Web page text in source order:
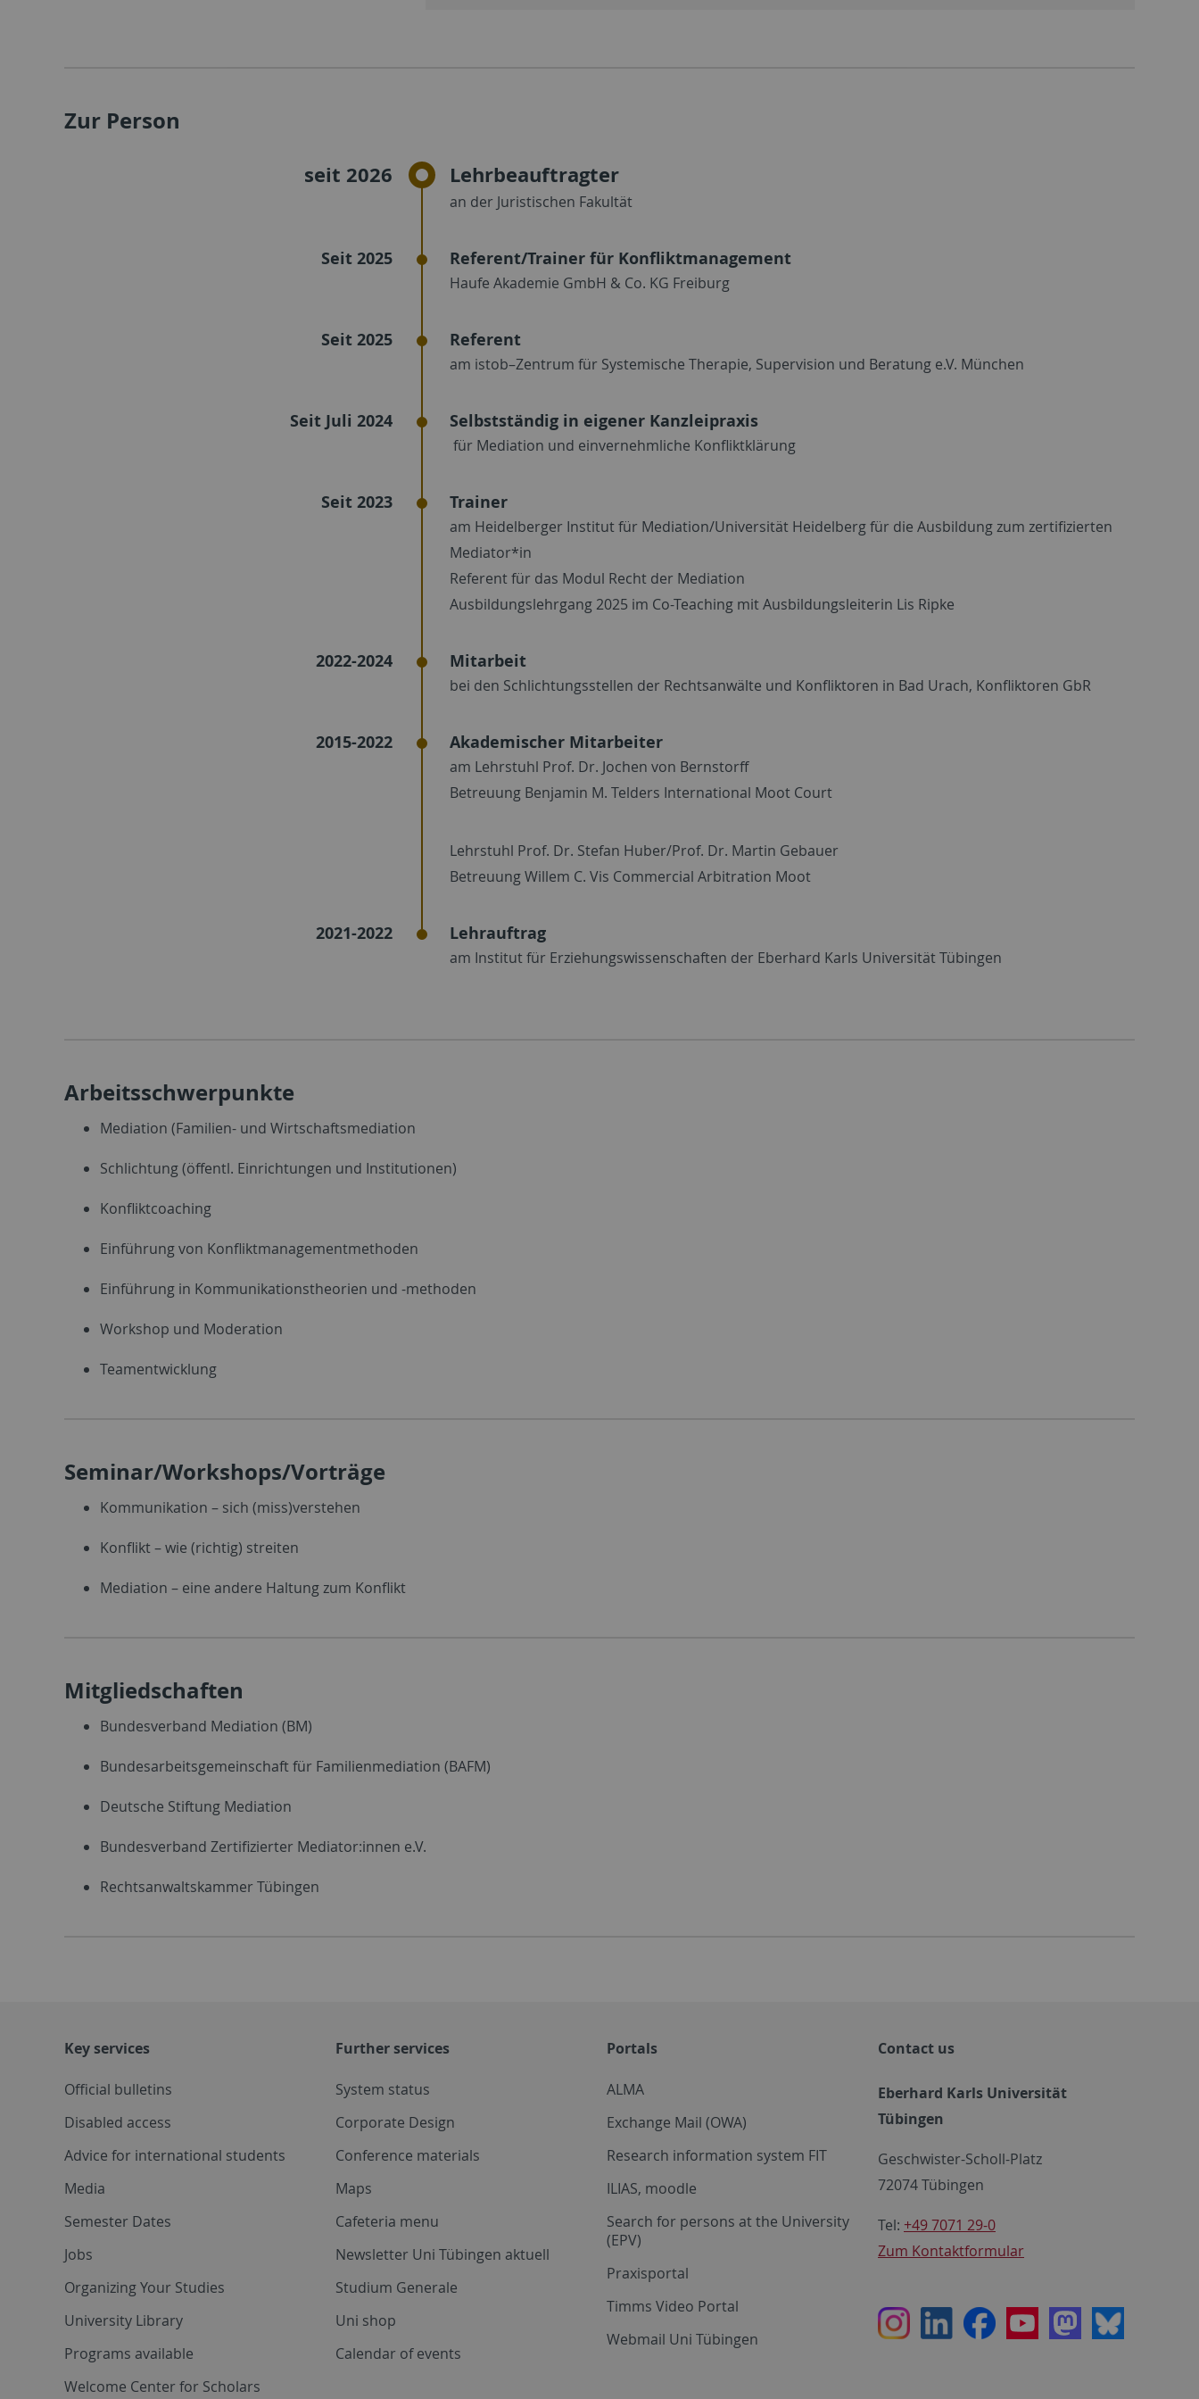
Zur Person
seit 2026 Lehrbeauftragter
an der Juristischen Fakultät
Seit 2025 Referent/Trainer für Konfliktmanagement
Haufe Akademie GmbH & Co. KG Freiburg
Seit 2025 Referent
am istob–Zentrum für Systemische Therapie, Supervision und Beratung e.V. München
Seit Juli 2024 Selbstständig in eigener Kanzleipraxis
für Mediation und einvernehmliche Konfliktklärung
Seit 2023 Trainer
am Heidelberger Institut für Mediation/Universität Heidelberg für die Ausbildung zum zertifizierten
Mediator*in
Referent für das Modul Recht der Mediation
Ausbildungslehrgang 2025 im Co-Teaching mit Ausbildungsleiterin Lis Ripke
2022-2024 Mitarbeit
bei den Schlichtungsstellen der Rechtsanwälte und Konfliktoren in Bad Urach, Konfliktoren GbR
2015-2022 Akademischer Mitarbeiter
am Lehrstuhl Prof. Dr. Jochen von Bernstorff
Betreuung Benjamin M. Telders International Moot Court
Lehrstuhl Prof. Dr. Stefan Huber/Prof. Dr. Martin Gebauer
Betreuung Willem C. Vis Commercial Arbitration Moot
2021-2022 Lehrauftrag
am Institut für Erziehungswissenschaften der Eberhard Karls Universität Tübingen
Arbeitsschwerpunkte
Mediation (Familien- und Wirtschaftsmediation
Schlichtung (öffentl. Einrichtungen und Institutionen)
Konfliktcoaching
Einführung von Konfliktmanagementmethoden
Einführung in Kommunikationstheorien und -methoden
Workshop und Moderation
Teamentwicklung
Seminar/Workshops/Vorträge
Kommunikation – sich (miss)verstehen
Konflikt – wie (richtig) streiten
Mediation – eine andere Haltung zum Konflikt
Mitgliedschaften
Bundesverband Mediation (BM)
Bundesarbeitsgemeinschaft für Familienmediation (BAFM)
Deutsche Stiftung Mediation
Bundesverband Zertifizierter Mediator:innen e.V.
Rechtsanwaltskammer Tübingen
Key services
Official bulletins
Disabled access
Advice for international students
Media
Semester Dates
Jobs
Organizing Your Studies
University Library
Programs available
Welcome Center for Scholars
Further services
System status
Corporate Design
Conference materials
Maps
Cafeteria menu
Newsletter Uni Tübingen aktuell
Studium Generale
Uni shop
Calendar of events
Portals
ALMA
Exchange Mail (OWA)
Research information system FIT
ILIAS, moodle
Search for persons at the University
(EPV)
Praxisportal
Timms Video Portal
Webmail Uni Tübingen
Contact us
Eberhard Karls Universität
Tübingen
Geschwister-Scholl-Platz
72074 Tübingen
Tel: +49 7071 29-0
Zum Kontaktformular
InstagramLinkedInFacebookYoutubeMastodon
Bluesky